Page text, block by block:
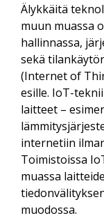
Älykkäitä
muun muassa
hallinnassa,
sekä
(Internet of
esille. IoT-
laitteet –
internetiin
Toimistoissa
muassa
muodossa.